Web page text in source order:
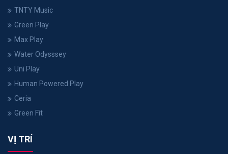
TNTY Music
Green Play
Max Play
Water Odysssey
Uni Play
Human Powered Play
Ceria
Green Fit
VỊ TRÍ